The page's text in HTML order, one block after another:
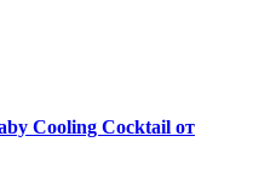
Cooling Cocktail от